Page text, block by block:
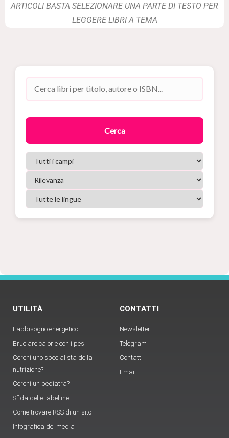
ARTICOLI BASTA SELEZIONARE UNA PARTE DI TESTO PER
LEGGERE LIBRI A TEMA
Cerca
UTILITÀ
Fabbisogno energetico
Bruciare calorie con i pesi
Cerchi uno specialista della
nutrizione?
Cerchi un pediatra?
Sfida delle tabelline
Come trovare RSS di un sito
Infografica del media
CONTATTI
Newsletter
Telegram
Contatti
Email